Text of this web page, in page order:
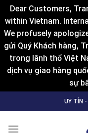
Dear Customers,
within Vietnam.
We profusely
gửi Quý Khách hàng,
trong lãnh thổ Việt
dịch vụ giao hàng
sự
to
UY TÍN -